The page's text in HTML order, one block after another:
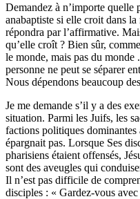
Demandez à n’importe quelle
anabaptiste si elle croit dans
répondra par l’affirmative.
qu’elle croît ? Bien sûr,
le monde, mais pas du
personne ne peut se séparer
Nous dépendons beaucoup
Je me demande s’il y a des
situation. Parmi les Juifs, les
factions politiques
épargnait pas. Lorsque Ses
pharisiens étaient offensés,
sont des aveugles qui
Il n’est pas difficile de
disciples : « Gardez-vous